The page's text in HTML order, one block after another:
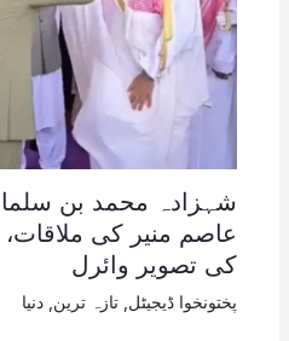
شہزادہ محمد بن
عاصم منیر کی
کی تصویر وائرل
پختونخوا ڈیجیٹل تازہ ترین دنیا